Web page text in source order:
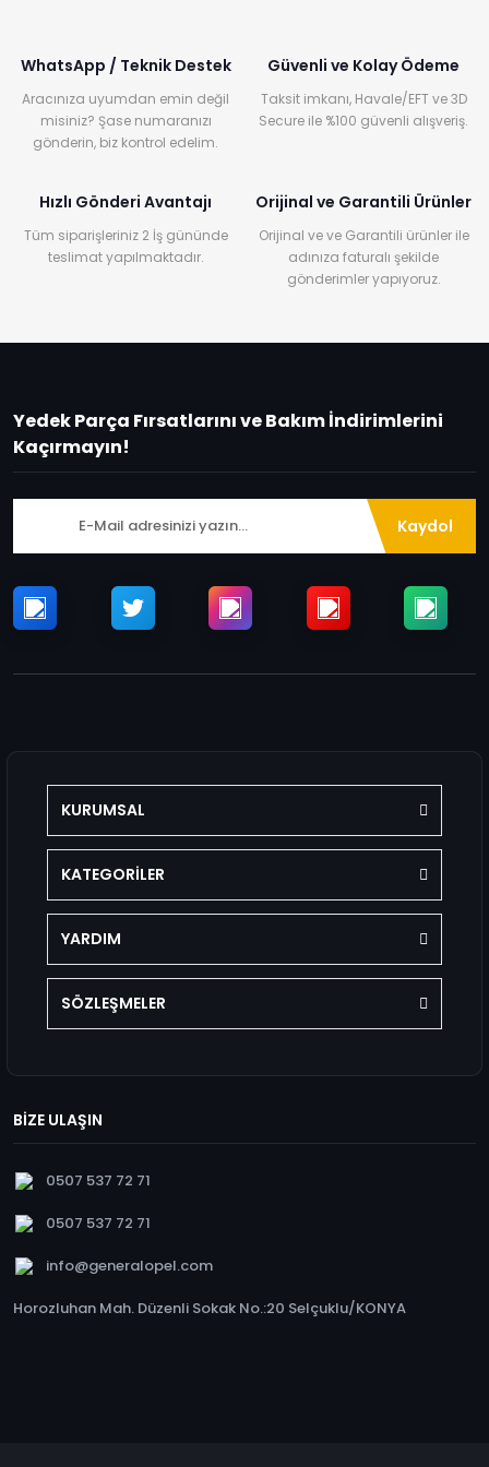
WhatsApp / Teknik Destek
Aracınıza uyumdan emin değil
misiniz? Şase numaranızı
gönderin, biz kontrol edelim.
Güvenli ve Kolay Ödeme
Taksit imkanı, Havale/EFT ve 3D
Secure ile %100 güvenli alışveriş.
Hızlı Gönderi Avantajı
Tüm siparişleriniz 2 İş gününde
teslimat yapılmaktadır.
Orijinal ve Garantili Ürünler
Orijinal ve ve Garantili ürünler ile
adınıza faturalı şekilde
gönderimler yapıyoruz.
Yedek Parça Fırsatlarını ve Bakım İndirimlerini
Kaçırmayın!
Kaydol
KURUMSAL
KATEGORİLER
YARDIM
SÖZLEŞMELER
BİZE ULAŞIN
0507 537 72 71
0507 537 72 71
info@generalopel.com
Horozluhan Mah. Düzenli Sokak No.:20 Selçuklu/KONYA